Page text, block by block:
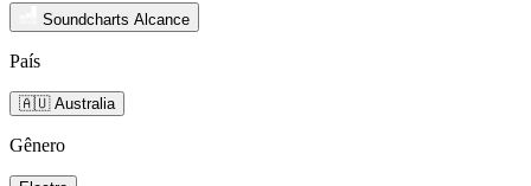
Soundcharts Alcance
País
🇦🇺 Australia
Gênero